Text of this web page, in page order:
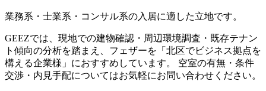
業務系・士業系・コンサル系の入居に適した立地です。
GEEZでは、現地での建物確認・周辺環境調査・既存テナン
ト傾向の分析を踏まえ、フェザーを「北区でビジネス拠点を
構える企業様」におすすめしています。 空室の有無・条件
交渉・内見手配についてはお気軽にお問い合わせください。